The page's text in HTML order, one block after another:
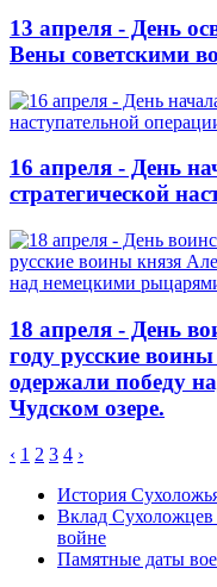
13 апреля - День
Вены советскими
16 апреля - День
стратегической
18 апреля - День
году русские
одержали победу
Чудском озере.
‹ 1 2 3 4 ›
История
Вклад Сухоложцев
войне
Памятные даты